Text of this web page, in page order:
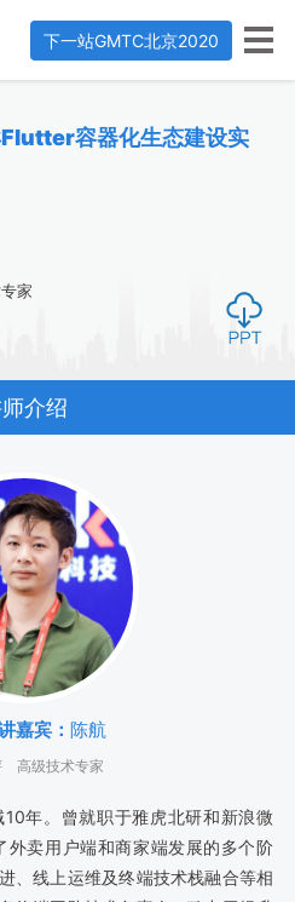
下一站GMTC北京2020
容器化生态建设实
家
介绍
嘉宾： 陈航
高级技术专家
年。曾就职于雅虎北研和新浪微
卖用户端和商家端发展的多个阶
、线上运维及终端技术栈融合等相